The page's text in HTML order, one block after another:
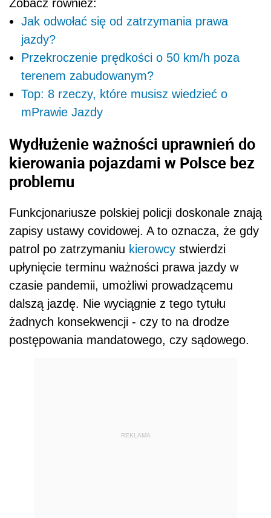
Zobacz również:
Jak odwołać się od zatrzymania prawa
jazdy?
Przekroczenie prędkości o 50 km/h poza
terenem zabudowanym?
Top: 8 rzeczy, które musisz wiedzieć o
mPrawie Jazdy
Wydłużenie ważności uprawnień do
kierowania pojazdami w Polsce bez
problemu
Funkcjonariusze polskiej policji doskonale znają
zapisy ustawy covidowej. A to oznacza, że gdy
patrol po zatrzymaniu kierowcy stwierdzi
upłynięcie terminu ważności prawa jazdy w
czasie pandemii, umożliwi prowadzącemu
dalszą jazdę. Nie wyciągnie z tego tytułu
żadnych konsekwencji - czy to na drodze
postępowania mandatowego, czy sądowego.
REKLAMA